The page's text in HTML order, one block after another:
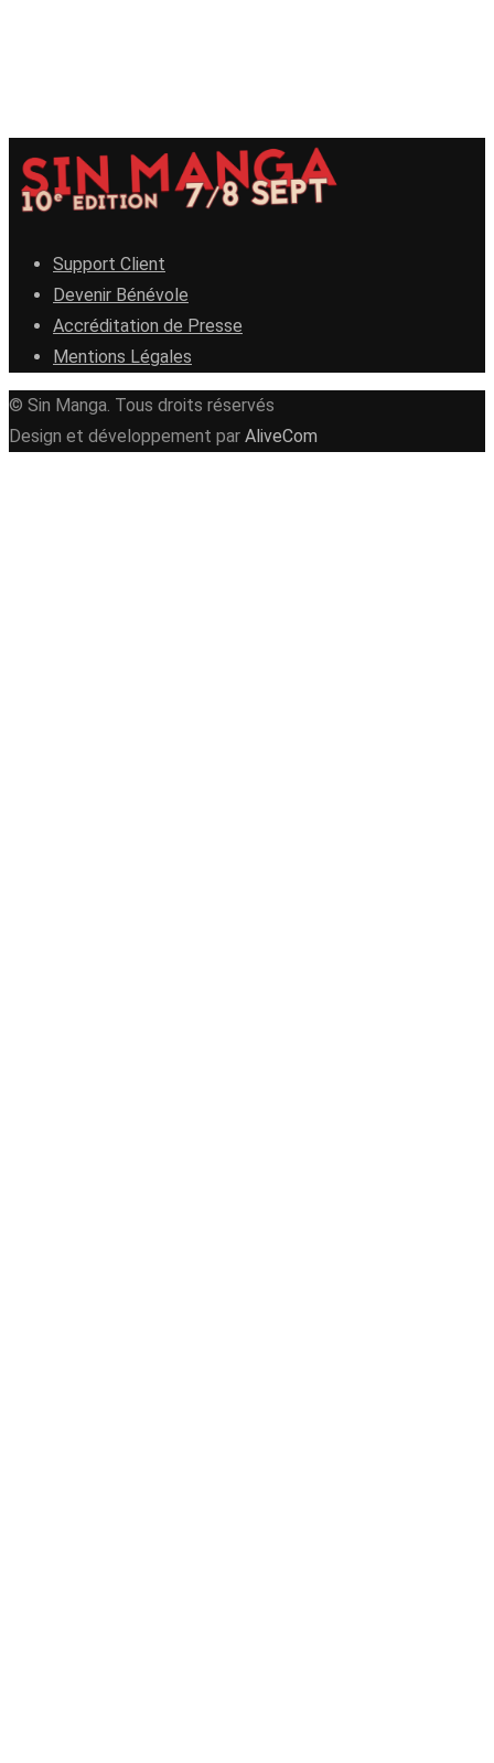
Support Client
Devenir Bénévole
Accréditation de Presse
Mentions Légales
© Sin Manga. Tous droits réservés
Design et développement par AliveCom